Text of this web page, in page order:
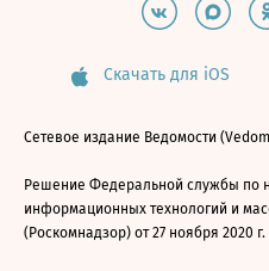
Скачать для iOS
Сетевое издание Ведомости
Решение Федеральной службы по
информационных технологий и
(Роскомнадзор) от 27 ноября 2020